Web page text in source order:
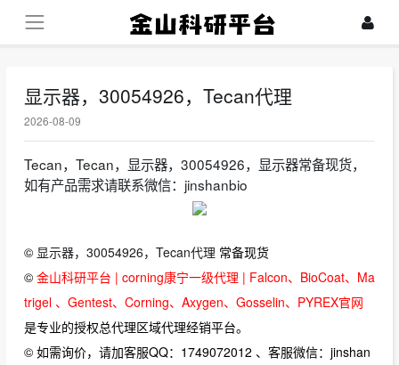
显示器，30054926，Tecan代理
2026-08-09
Tecan，Tecan，显示器，30054926，显示器常备现货，
如有产品需求请联系微信：jinshanbio
© 显示器，30054926，Tecan代理 常备现货
© 金山科研平台 | corning康宁一级代理 | Falcon、BioCoat、Ma
trigel 、Gentest、Corning、Axygen、Gosselin、PYREX官网
是专业的授权总代理区域代理经销平台。
© 如需询价，请加客服QQ：1749072012 、客服微信：jinshan